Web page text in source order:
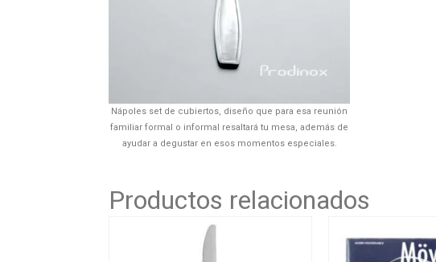
Nápoles set de cubiertos, diseño que para esa reunión
familiar formal o informal resaltará tu mesa, además de
ayudar a degustar en esos momentos especiales.
Productos relacionados